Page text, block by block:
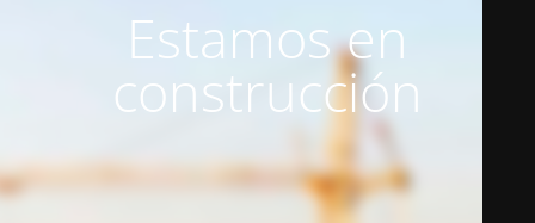
Estamos en
construcción